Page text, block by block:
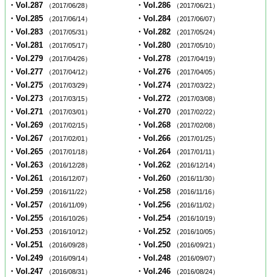
・Vol.287 （2017/06/28） ・Vol.286 （2017/06/21）
・Vol.285 （2017/06/14） ・Vol.284 （2017/06/07）
・Vol.283 （2017/05/31） ・Vol.282 （2017/05/24）
・Vol.281 （2017/05/17） ・Vol.280 （2017/05/10）
・Vol.279 （2017/04/26） ・Vol.278 （2017/04/19）
・Vol.277 （2017/04/12） ・Vol.276 （2017/04/05）
・Vol.275 （2017/03/29） ・Vol.274 （2017/03/22）
・Vol.273 （2017/03/15） ・Vol.272 （2017/03/08）
・Vol.271 （2017/03/01） ・Vol.270 （2017/02/22）
・Vol.269 （2017/02/15） ・Vol.268 （2017/02/08）
・Vol.267 （2017/02/01） ・Vol.266 （2017/01/25）
・Vol.265 （2017/01/18） ・Vol.264 （2017/01/11）
・Vol.263 （2016/12/28） ・Vol.262 （2016/12/14）
・Vol.261 （2016/12/07） ・Vol.260 （2016/11/30）
・Vol.259 （2016/11/22） ・Vol.258 （2016/11/16）
・Vol.257 （2016/11/09） ・Vol.256 （2016/11/02）
・Vol.255 （2016/10/26） ・Vol.254 （2016/10/19）
・Vol.253 （2016/10/12） ・Vol.252 （2016/10/05）
・Vol.251 （2016/09/28） ・Vol.250 （2016/09/21）
・Vol.249 （2016/09/14） ・Vol.248 （2016/09/07）
・Vol.247 （2016/08/31） ・Vol.246 （2016/08/24）